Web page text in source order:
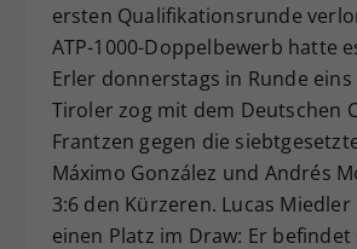
ersten Qualifikationsrunde
ATP-1000-Doppelbewerb hatte
Erler donnerstags in Runde
Tiroler zog mit dem Deutschen
Frantzen gegen die
Máximo González und Andrés
3:6 den Kürzeren. Lucas
einen Platz im Draw: Er